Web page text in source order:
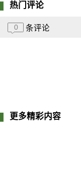
热门评论
0 条评论
更多精彩内容